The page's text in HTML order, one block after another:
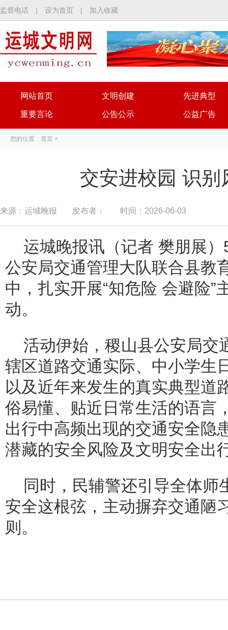
监督电话 | 设为首页 | 加入收藏
网站首页
重要言论
文明创建
公告公示
先进典型
公益广告
您的位置： 首页 >
交安进校园 识别
来源：运城晚报 发布者： 时间：2026-06-03
运城晚报讯（记者 樊朋展
公安局交通管理大队联合县教
中，扎实开展“知危险 会避险”
动。
活动伊始，稷山县公安局交
辖区道路交通实际、中小学生
以及近年来发生的真实典型道
俗易懂、贴近日常生活的语言
出行中高频出现的交通安全隐
潜藏的安全风险及文明安全出
同时，民辅警还引导全体师
安全这根弦，主动摒弃交通陋
则。